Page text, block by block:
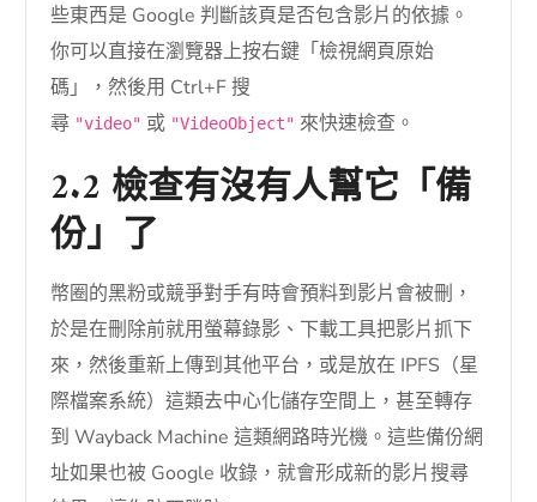
些東西是 Google 判斷該頁是否包含影片的依據。
你可以直接在瀏覽器上按右鍵「檢視網頁原始
碼」，然後用 Ctrl+F 搜
尋 "video" 或 "VideoObject" 來快速檢查。
2.2 檢查有沒有人幫它「備
份」了
幣圈的黑粉或競爭對手有時會預料到影片會被刪，
於是在刪除前就用螢幕錄影、下載工具把影片抓下
來，然後重新上傳到其他平台，或是放在 IPFS（星
際檔案系統）這類去中心化儲存空間上，甚至轉存
到 Wayback Machine 這類網路時光機。這些備份網
址如果也被 Google 收錄，就會形成新的影片搜尋